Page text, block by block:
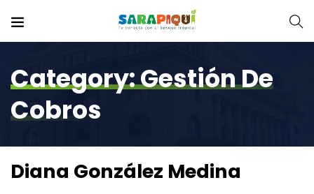
Category:Gestión De
Cobros
Diana González Medina